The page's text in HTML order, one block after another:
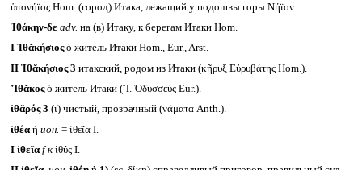
ὑπονήϊος Hom. (город) Итака, лежащий у подошвы горы Νήϊον.
Ἰθάκην-δε adv. на (в) Итаку, к берегам Итаки Hom.
I Ἰθᾰκήσιοςὁ житель Итаки Hom., Eur., Arst.
II Ἰθᾰκήσιος 3 итакский, родом из Итаки (κῆρυξ Εὐρυβάτης Hom.).
Ἴθᾰκοςὁ житель Итаки (Ἴ. Ὀδυσσεύς Eur.).
ἰθᾰρός 3 (ῑ) чистый, прозрачный (νάματα Anth.).
ἰθέα ἡ ион. = ἰθεῖα I.
I ἰθεῖα f кἰθύς I.